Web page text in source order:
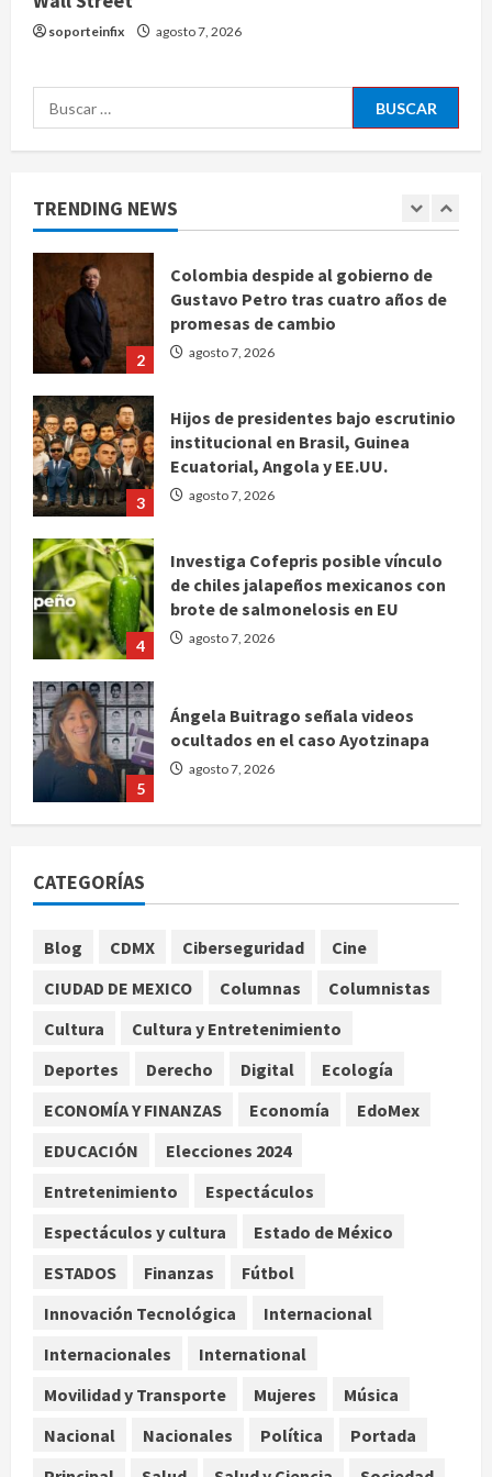
soporteinfix agosto 7, 2026
Buscar:
TRENDING NEWS
ocultados en el caso Ayotzinapa
1
Charlotte FC vs Atlas: Fecha,
horario y canal para ver el partido
2
Colombia despide al gobierno de
Gustavo Petro tras cuatro años de
promesas de cambio
agosto 7, 2026
3
Hijos de presidentes bajo escrutinio
institucional en Brasil, Guinea
Ecuatorial, Angola y EE.UU.
agosto 7, 2026
4
Investiga Cofepris posible vínculo
de chiles jalapeños mexicanos con
brote de salmonelosis en EU
agosto 7, 2026
5
Ángela Buitrago señala videos
ocultados en el caso Ayotzinapa
agosto 7, 2026
Colombia despide al gobierno de
promesas de cambio
agosto 7, 2026
institucional en Brasil, Guinea
Ecuatorial, Angola y EE.UU.
4
Investiga Cofepris posible vínculo
brote de salmonelosis en EU
agosto 7, 2026
Ángela Buitrago señala videos
CATEGORÍAS
Blog CDMX Ciberseguridad
Cine
CIUDAD DE MEXICO
Columnas
Columnistas
Cultura
Cultura y Entretenimiento
Deportes
Derecho Digital
Ecología
ECONOMÍA Y FINANZAS
Economía
EdoMex
EDUCACIÓN
Elecciones 2024
Entretenimiento
Espectáculos
Espectáculos y cultura
Estado de México
ESTADOS
Finanzas
Fútbol
Innovación Tecnológica
Internacional
Internacionales
International
Movilidad y Transporte
Mujeres
Música
Nacional
Nacionales Política
Portada